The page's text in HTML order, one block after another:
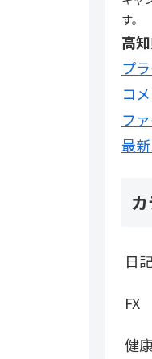
す。
高
プ
コ
フ
最
日
FX
健